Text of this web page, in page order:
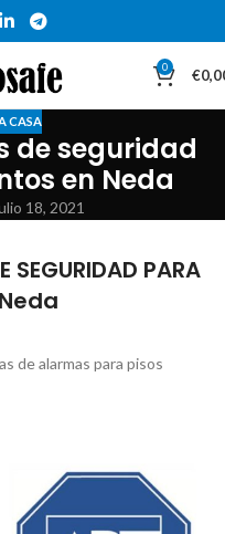
0 €
CASA
de seguridad
en Neda
18, 2021
SEGURIDAD PARA
de alarmas para pisos